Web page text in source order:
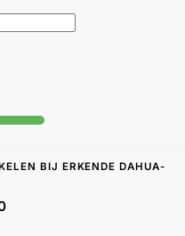
BIJ ERKENDE DAHUA-